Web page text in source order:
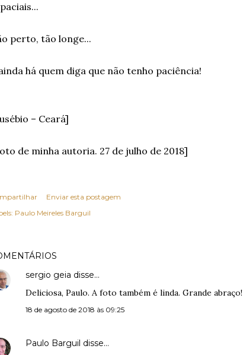
perto, tão longe...
há quem diga que não tenho paciência!
– Ceará]
de minha autoria. 27 de julho de 2018]
Enviar esta postagem
Paulo Meireles Barguil
sergio geia disse…
Deliciosa, Paulo. A foto também é linda. Grande abraço!
18 de agosto de 2018 às 09:25
Paulo Barguil disse…